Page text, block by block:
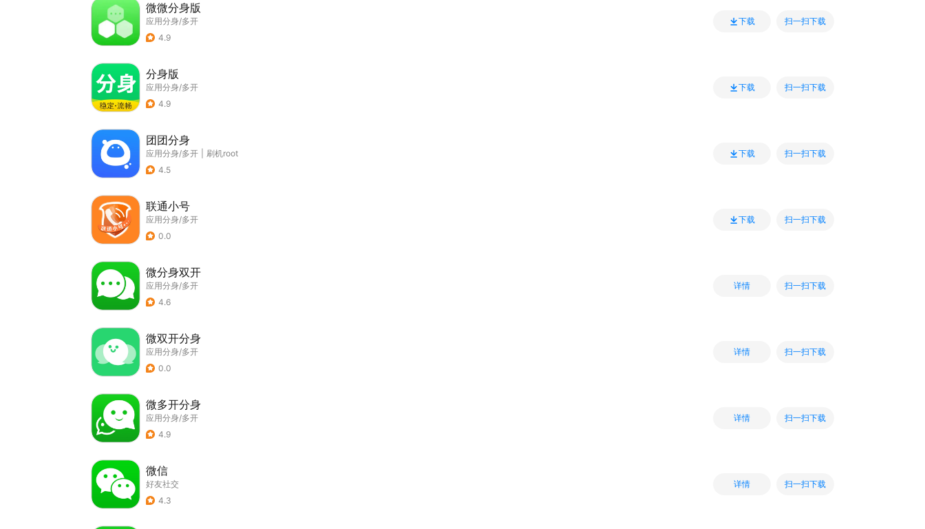
微微分身版
应用分身/多开
4.9
下载 扫一扫下载
分身版
应用分身/多开
4.9
下载 扫一扫下载
团团分身
应用分身/多开
刷机root
4.5
下载 扫一扫下载
联通小号
应用分身/多开
0.0
下载 扫一扫下载
微分身双开
应用分身/多开
4.6
详情 扫一扫下载
微双开分身
应用分身/多开
0.0
详情 扫一扫下载
微多开分身
应用分身/多开
4.9
详情 扫一扫下载
微信
好友社交
4.3
详情 扫一扫下载